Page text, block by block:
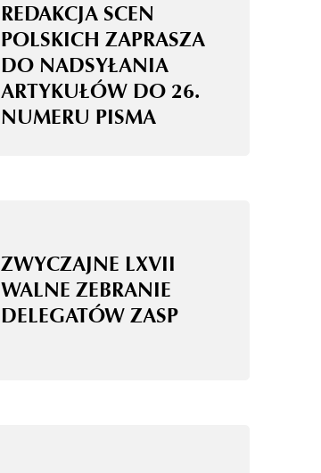
REDAKCJA SCEN
POLSKICH ZAPRASZA
DO NADSYŁANIA
ARTYKUŁÓW DO 26.
NUMERU PISMA
ZWYCZAJNE LXVII
WALNE ZEBRANIE
DELEGATÓW ZASP